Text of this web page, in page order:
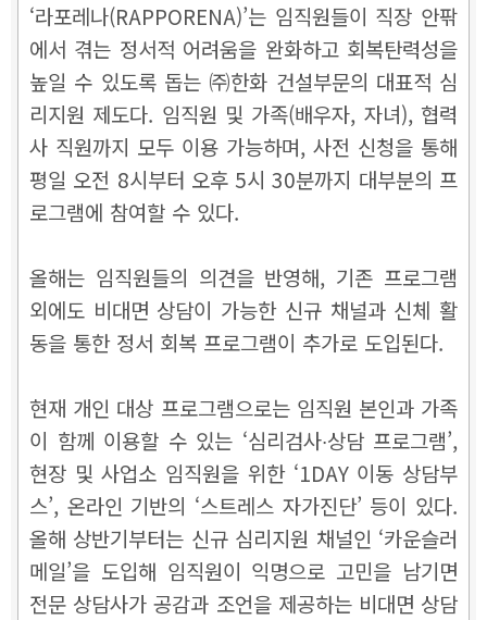
‘라포레나(RAPPORENA)’는 임직원들이 직장 안팎
에서 겪는 정서적 어려움을 완화하고 회복탄력성을
높일 수 있도록 돕는 ㈜한화 건설부문의 대표적 심
리지원 제도다. 임직원 및 가족(배우자, 자녀), 협력
사 직원까지 모두 이용 가능하며, 사전 신청을 통해
평일 오전 8시부터 오후 5시 30분까지 대부분의 프
로그램에 참여할 수 있다.
올해는 임직원들의 의견을 반영해, 기존 프로그램
외에도 비대면 상담이 가능한 신규 채널과 신체 활
동을 통한 정서 회복 프로그램이 추가로 도입된다.
현재 개인 대상 프로그램으로는 임직원 본인과 가족
이 함께 이용할 수 있는 ‘심리검사∙상담 프로그램’,
현장 및 사업소 임직원을 위한 ‘1DAY 이동 상담부
스’, 온라인 기반의 ‘스트레스 자가진단’ 등이 있다.
올해 상반기부터는 신규 심리지원 채널인 ‘카운슬러
메일’을 도입해 임직원이 익명으로 고민을 남기면
전문 상담사가 공감과 조언을 제공하는 비대면 상담